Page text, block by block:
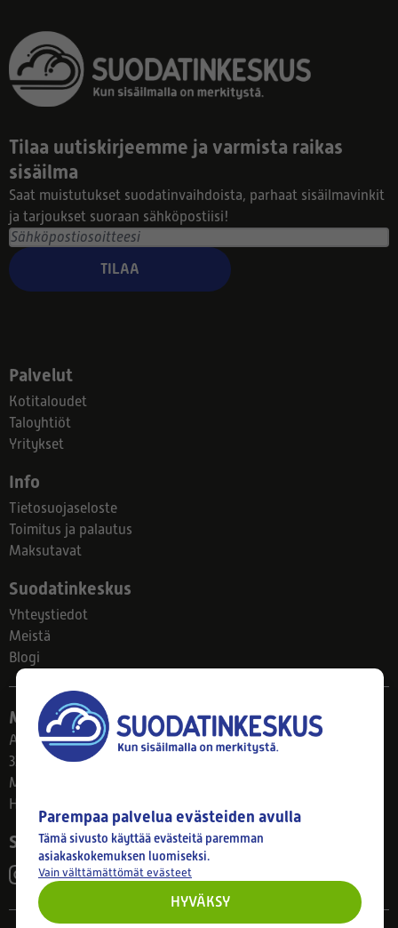
Tilaa uutiskirjeemme ja varmista raikas
sisäilma
Saat muistutukset suodatinvaihdoista, parhaat sisäilmavinkit
ja tarjoukset suoraan sähköpostiisi!
TILAA
Palvelut
Kotitaloudet
Taloyhtiöt
Yritykset
Info
Tietosuojaseloste
Toimitus ja palautus
Maksutavat
Suodatinkeskus
Yhteystiedot
Meistä
Blogi
Myymälä
Ahlmanintie 61
33800 Tampere
Ma–Pe 8–17
Huom! Myymälän poikkeusaukiolot: 27.7.-21.8. klo 8-16
Seuraa meitä
Parempaa palvelua evästeiden avulla
Tämä sivusto käyttää evästeitä paremman
asiakaskokemuksen luomiseksi.
Vain välttämättömät evästeet
HYVÄKSY